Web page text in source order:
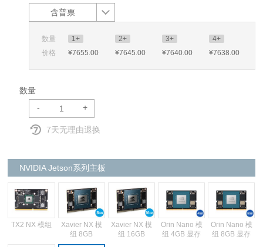
含普票
数量 1+ 2+ 3+
4+
价格
¥7655.00 ¥7645.00 ¥7640.00 ¥7638.00
数量
-
+
7天无理由退换
NVIDIA Jetson系列主板
TX2 NX 模组
Xavier NX 模
组 8GB
Xavier NX 模
组 16GB
Orin Nano 模
组 4GB 显存
Orin Nano 模
组 8GB 显存